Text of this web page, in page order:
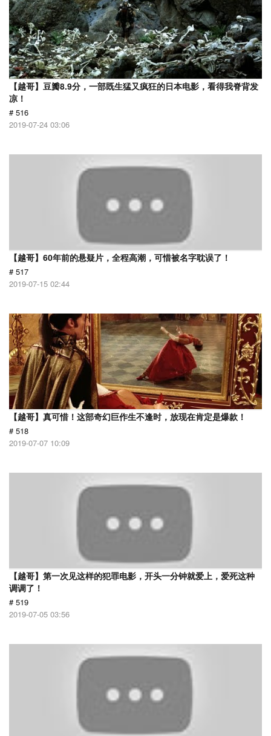
【越哥】豆瓣8.9分，一部既生猛又疯狂的日本电影，看得我脊背发
凉！
# 516
2019-07-24 03:06
【越哥】60年前的悬疑片，全程高潮，可惜被名字耽误了！
# 517
2019-07-15 02:44
【越哥】真可惜！这部奇幻巨作生不逢时，放现在肯定是爆款！
# 518
2019-07-07 10:09
【越哥】第一次见这样的犯罪电影，开头一分钟就爱上，爱死这种
调调了！
# 519
2019-07-05 03:56